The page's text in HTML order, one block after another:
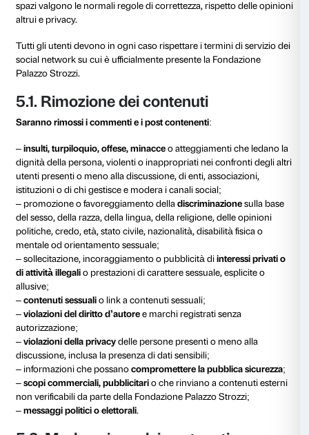
rappresentati da un profilo recante nome e
rispecchiano l’opinione dei singoli e non quella
che non può essere ritenuta responsabile di ciò che
sui canali da parte di soggetti terzi.
I contenuti e i post degli utenti potranno essere
profili e promossi se in linea con le regole di questa
L’eventuale presenza di spazi pubblicitari sulle
utilizzate dalla Fondazione Palazzo Strozzi non è da
ma gestita in autonomia dai social network.
5. Monitoraggio dei contenuti
La Fondazione Palazzo Strozzi monitora
le applicazioni di messaggistica a essi relativi.
I canali social vengono aggiornati e monitorati dal
dalle 9.00 alle 18.00 ed è garantito il presidio anche
settimana e le festività. Ci impegniamo a leggere i
rispondere a eventuali domande nel più breve
tempi di risposta possono tuttavia variare in base
domanda e del tempo necessario per reperire le